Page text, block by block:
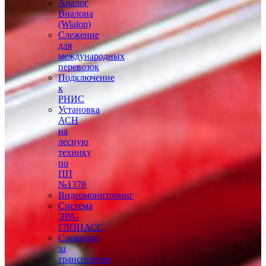
Аналог
Виалона
(Wialon)
Слежение
для
международных
перевозок
Подключение
к
РНИС
Установка
АСН
на
лесную
технику
по
ПП
№1378
Видеомониторинг
Система
ЭРА-
ГЛОНАСС
Слежение
за
транспортом